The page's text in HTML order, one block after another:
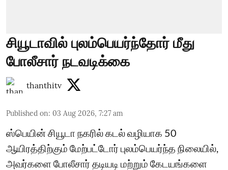
சியூடாவில் புலம்பெயர்ந்தோர் மீது
போலீசார் நடவடிக்கை
thanthitv
Published on: 03 Aug 2026, 7:27 am
ஸ்பெயின் சியூடா நகரில் கடல் வழியாக 50
ஆயிரத்திற்கும் மேற்பட்டோர் புலம்பெயர்ந்த நிலையில்,
அவர்களை போலீசார் தடியடி மற்றும் கேடயங்களை